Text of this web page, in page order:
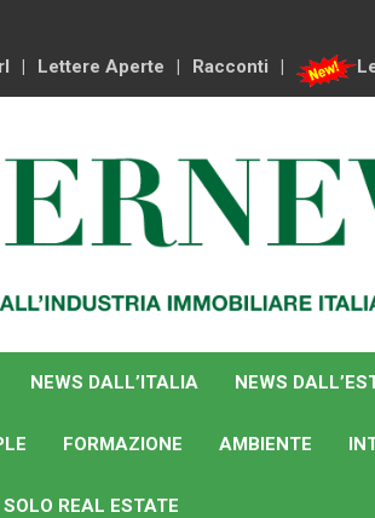
Lettere Aperte Racconti
NEWS DALL’ITALIA NEWS
FORMAZIONE AMBIENTE
REAL ESTATE